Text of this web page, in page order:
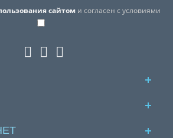
сайтоми согласен с условиями